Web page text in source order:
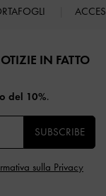
IN FATTO
del 10%.
SUBSCRIBE
sulla Privacy